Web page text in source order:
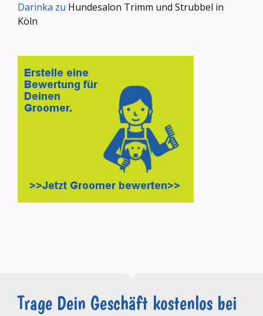
Darinka zu Hundesalon Trimm und Strubbel in
Köln
Trage Dein Geschäft kostenlos bei